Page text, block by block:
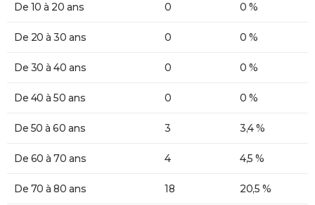
De 10 à 20 ans 0 0 %
De 20 à 30 ans 0 0 %
De 30 à 40 ans 0 0 %
De 40 à 50 ans 0 0 %
De 50 à 60 ans 3 3,4 %
De 60 à 70 ans 4 4,5 %
De 70 à 80 ans 18 20,5 %